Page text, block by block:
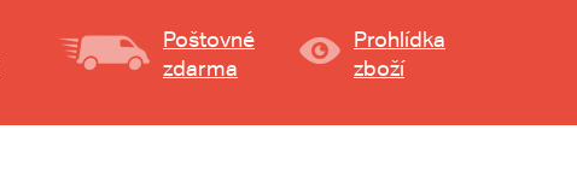
Poštovné
zdarma
Prohlídka
zboží